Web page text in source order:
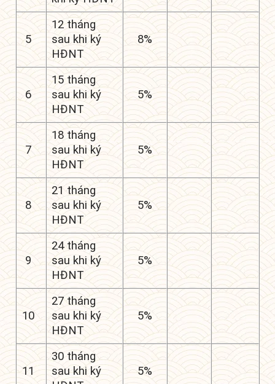
5
12 tháng
sau khi ký
HĐNT
8%
6
15 tháng
sau khi ký
HĐNT
5%
7
18 tháng
sau khi ký
HĐNT
5%
8
21 tháng
sau khi ký
HĐNT
5%
9
24 tháng
sau khi ký
HĐNT
5%
10
27 tháng
sau khi ký
HĐNT
5%
11
30 tháng
sau khi ký
5%